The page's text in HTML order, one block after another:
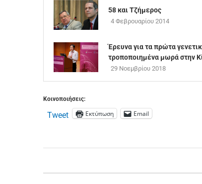
58 και Τζήμερος
4 Φεβρουαρίου 2014
Έρευνα για τα πρώτα
τροποποιημένα μωρά στην
29 Νοεμβρίου 2018
Κοινοποιήσεις:
Tweet Εκτύπωση Email